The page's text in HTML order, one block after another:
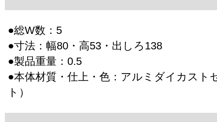
●総W数：5
●寸法：幅80・高53・出しろ138
●製品重量：0.5
●本体材質・仕上・色：アルミダイカスト
ト）